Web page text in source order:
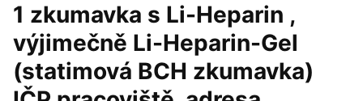
1 zkumavka s Li-Heparin ,
výjimečně Li-Heparin-Gel
(statimová BCH zkumavka)